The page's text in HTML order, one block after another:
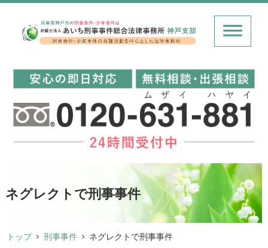
ネグレクトで刑事事件
トップ 刑事事件 ネグレクトで刑事事件